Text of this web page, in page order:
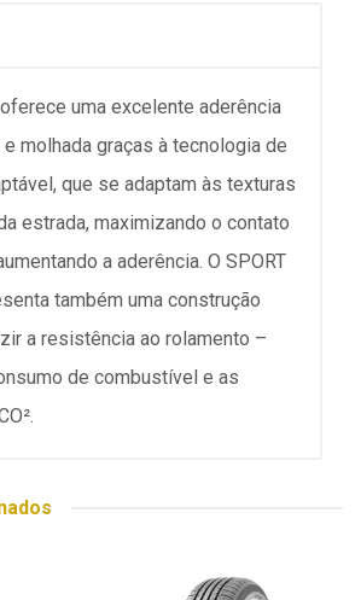
uma excelente aderência
molhada graças à tecnologia de
que se adaptam às texturas
estrada, maximizando o contato
a aderência. O SPORT
também uma construção
a resistência ao rolamento –
de combustível e as